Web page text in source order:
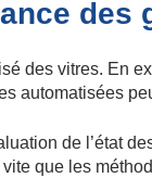
des
des vitres. En
automatisées
de l’état
que les